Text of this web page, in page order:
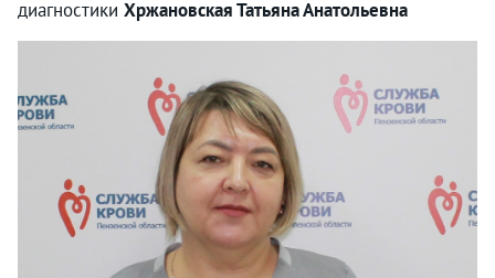
диагностики Хржановская Татьяна Анатольевна